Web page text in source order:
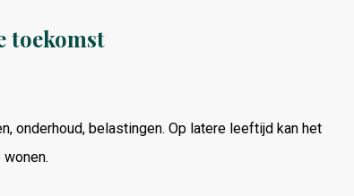
toekomst
onderhoud, belastingen. Op latere leeftijd kan het